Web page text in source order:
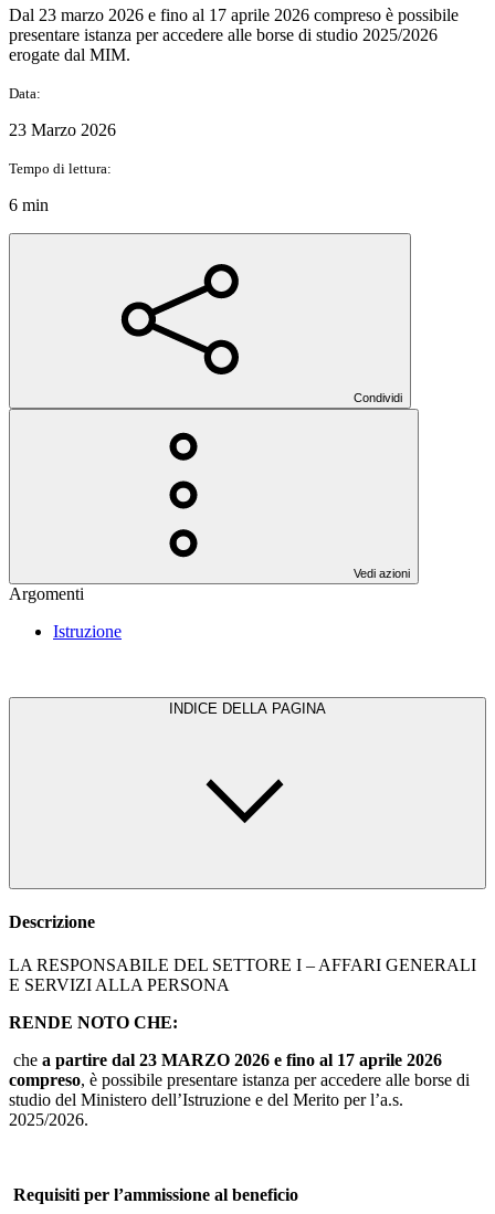
Dal 23 marzo 2026 e fino al 17 aprile 2026 compreso è possibile
presentare istanza per accedere alle borse di studio 2025/2026
erogate dal MIM.
Data:
23 Marzo 2026
Tempo di lettura:
6 min
Condividi
Vedi azioni
Argomenti
Istruzione
INDICE DELLA PAGINA
Descrizione
LA RESPONSABILE DEL SETTORE I – AFFARI GENERALI
E SERVIZI ALLA PERSONA
RENDE NOTO CHE:
che a partire dal 23 MARZO 2026 e fino al 17 aprile 2026
compreso, è possibile presentare istanza per accedere alle borse di
studio del Ministero dell’Istruzione e del Merito per l’a.s.
2025/2026.
Requisiti per l’ammissione al beneficio